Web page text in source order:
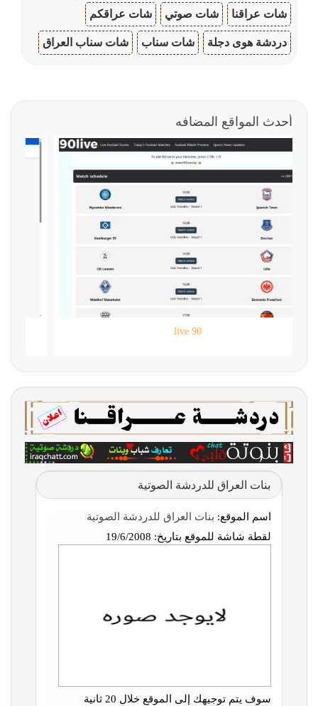
شات عراقنا شات صوتي شات عراقكم
دردشة هوى دجلة شات سناب شات سناب العراق
أحدث المواقع المضافه
بنات العراق للدردشة الصوتية
اسم الموقع: بنات العراق للدردشة الصوتية
لقطة شاشة للموقع بتاريخ:
سوف يتم توجيهك إلى الموقع خلال 20 ثانية